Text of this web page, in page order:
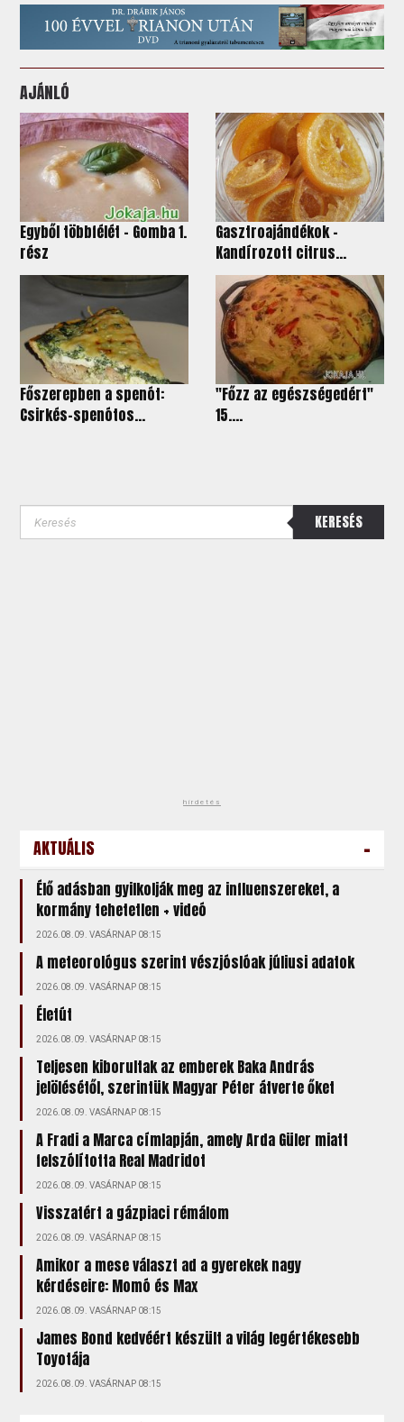
AJÁNLÓ
Egyből többfélét – Gomba 1.
rész
Gasztroajándékok -
Kandírozott citrus...
Főszerepben a spenót:
Csirkés-spenótos...
"Főzz az egészségedért"
15....
KERESÉS
hirdetés
AKTUÁLIS -
Élő adásban gyilkolják meg az influenszereket, a
kormány tehetetlen + videó
2026.08.09. VASÁRNAP 08:15
A meteorológus szerint vészjóslóak júliusi adatok
2026.08.09. VASÁRNAP 08:15
Életút
2026.08.09. VASÁRNAP 08:15
Teljesen kiborultak az emberek Baka András
jelölésétől, szerintük Magyar Péter átverte őket
2026.08.09. VASÁRNAP 08:15
A Fradi a Marca címlapján, amely Arda Güler miatt
felszólította Real Madridot
2026.08.09. VASÁRNAP 08:15
Visszatért a gázpiaci rémálom
2026.08.09. VASÁRNAP 08:15
Amikor a mese választ ad a gyerekek nagy
kérdéseire: Momó és Max
2026.08.09. VASÁRNAP 08:15
James Bond kedvéért készült a világ legértékesebb
Toyotája
2026.08.09. VASÁRNAP 08:15